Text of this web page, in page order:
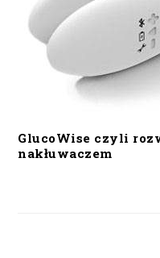
GlucoWise czyli
nakłuwaczem